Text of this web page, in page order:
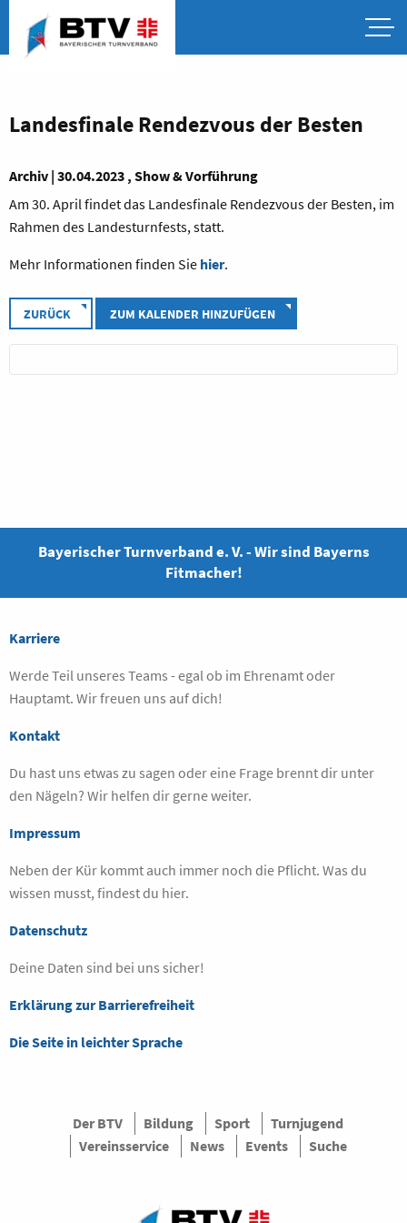
Landesfinale Rendezvous der Besten
Archiv | 30.04.2023 , Show & Vorführung
Am 30. April findet das Landesfinale Rendezvous der Besten, im
Rahmen des Landesturnfests, statt.
Mehr Informationen finden Sie hier.
ZURÜCK ZUM KALENDER HINZUFÜGEN
Bayerischer Turnverband e. V. - Wir sind Bayerns
Fitmacher!
Karriere
Werde Teil unseres Teams - egal ob im Ehrenamt oder
Hauptamt. Wir freuen uns auf dich!
Kontakt
Du hast uns etwas zu sagen oder eine Frage brennt dir unter
den Nägeln? Wir helfen dir gerne weiter.
Impressum
Neben der Kür kommt auch immer noch die Pflicht. Was du
wissen musst, findest du hier.
Datenschutz
Deine Daten sind bei uns sicher!
Erklärung zur Barrierefreiheit
Die Seite in leichter Sprache
Der BTV Bildung Sport
Turnjugend
Vereinsservice
News Events Suche